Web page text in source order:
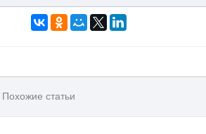
Похожие статьи